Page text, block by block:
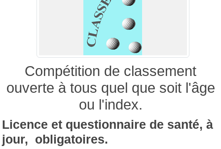
Compétition de classement
ouverte à tous quel que soit l'âge
ou l'index.
Licence et questionnaire de santé, à
jour, obligatoires.